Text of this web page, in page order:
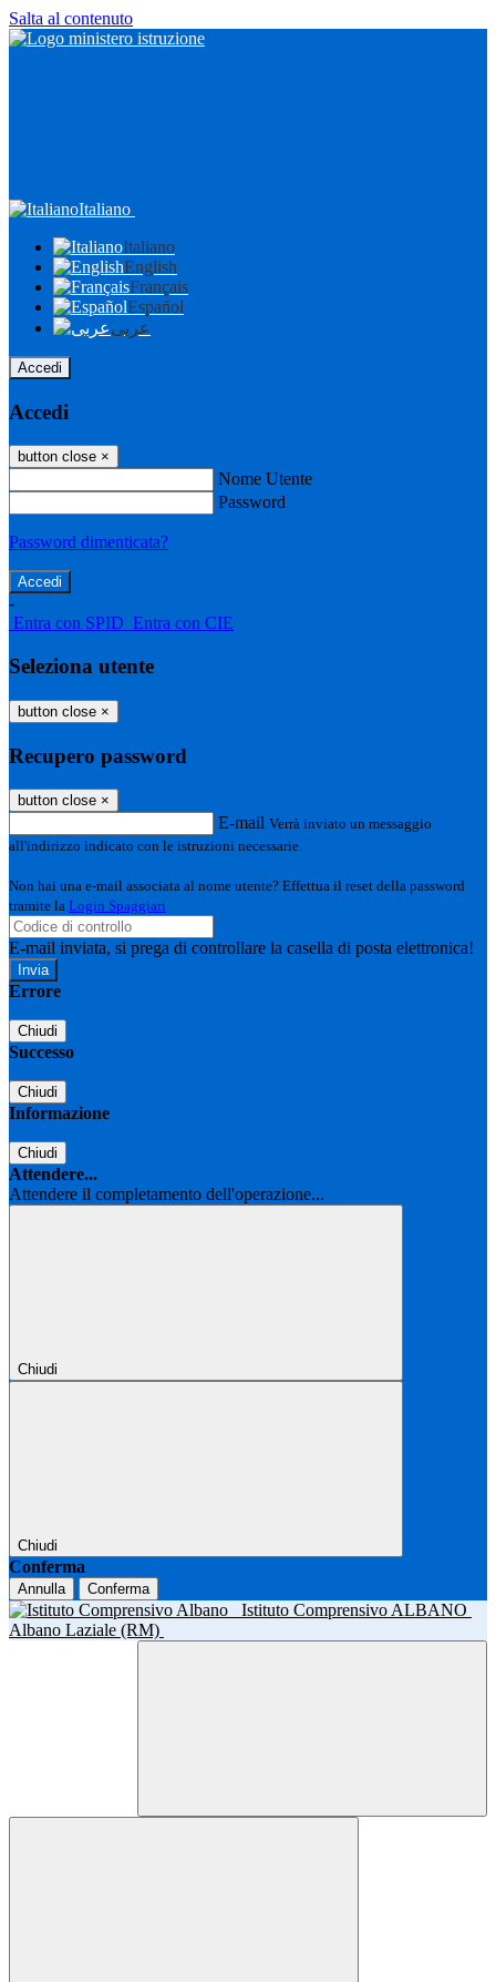
Salta al contenuto
Italiano
Italiano
English
Français
Español
عربى
Accedi
Accedi
button close ×
Nome Utente
Password
Password dimenticata?
-
Entra con SPID Entra con CIE
Seleziona utente
button close ×
Recupero password
button close ×
E-mail Verrà inviato un messaggio
all'indirizzo indicato con le istruzioni necessarie.
Non hai una e-mail associata al nome utente? Effettua il reset della password
tramite la Login Spaggiari
E-mail inviata, si prega di controllare la casella di posta elettronica!
Errore
Chiudi
Successo
Chiudi
Informazione
Chiudi
Attendere...
Attendere il completamento dell'operazione...
Chiudi
Chiudi
Conferma
Annulla Conferma
Istituto Comprensivo ALBANO
Albano Laziale (RM)